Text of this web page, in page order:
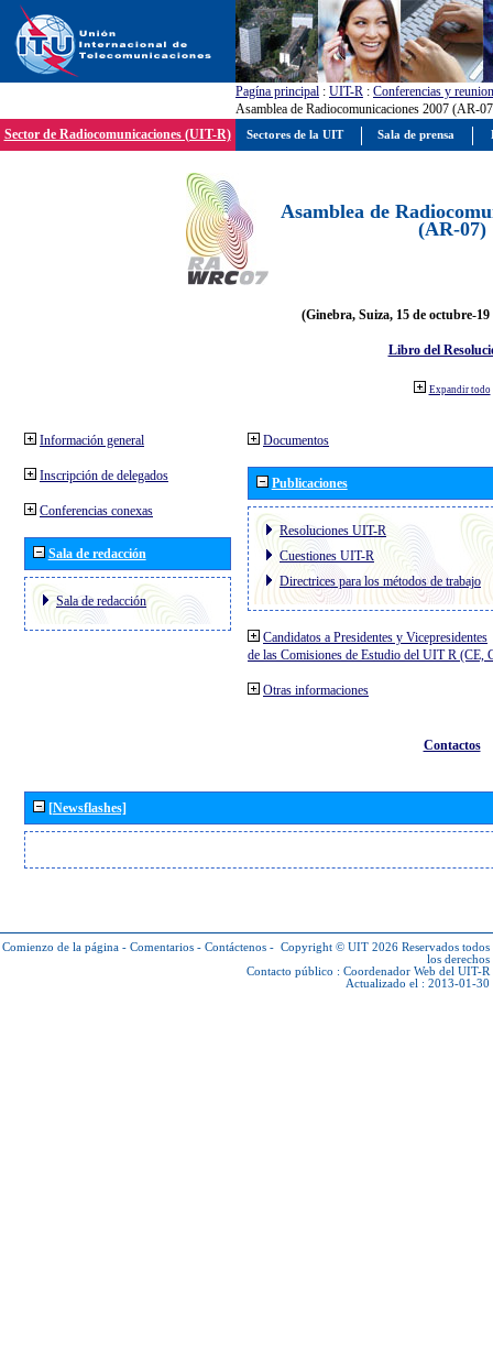
Pagína principal : UIT-R : Conferencias y
Asamblea de Radiocomunicaciones 2007 (AR-
Sector de Radiocomunicaciones (UIT-R)
Asamblea de
(AR-07)
(Ginebra, Suiza, 15 de octubre-19
Libro del
Expandir todo
Información general
Inscripción de delegados
Conferencias conexas
Sala de redacción
Sala de redacción
Documentos
Publicaciones
Resoluciones UIT-R
Cuestiones UIT-R
Directrices para los métodos de trabajo
Candidatos a Presidentes y Vicepresidentes
de las Comisiones de Estudio del UIT R (CE,
Otras informaciones
Contactos
[Newsflashes]
Comienzo de la página - Comentarios - Contáctenos - Copyright © UIT 2026 Reservados todos
los derechos
Contacto público : Coordenador Web del UIT-R
Actualizado el : 2013-01-30
Sectores de la UIT Sala de prensa